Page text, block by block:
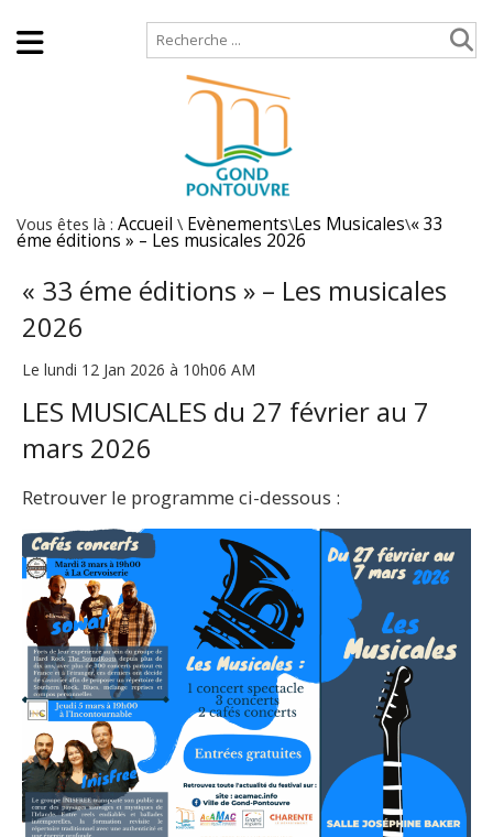
Vous êtes là : Accueil \ Evènements\Les Musicales\« 33
éme éditions » – Les musicales 2026
« 33 éme éditions » – Les musicales
2026
Le lundi 12 Jan 2026 à 10h06 AM
LES MUSICALES du 27 février au 7
mars 2026
Retrouver le programme ci-dessous :